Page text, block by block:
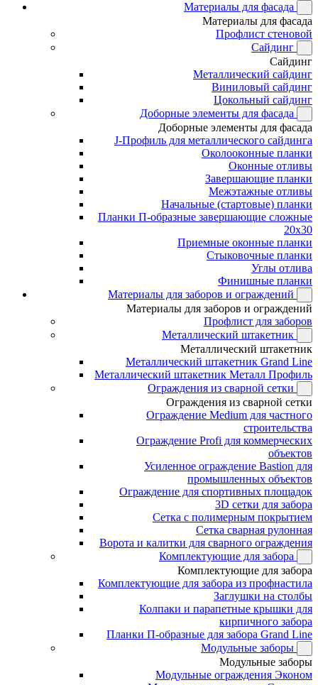
Материалы для фасада
Материалы для фасада
Профлист стеновой
Сайдинг
Сайдинг
Металлический сайдинг
Виниловый сайдинг
Цокольный сайдинг
Доборные элементы для фасада
Доборные элементы для фасада
J-Профиль для металлического сайдинга
Околооконные планки
Оконные отливы
Завершающие планки
Межэтажные отливы
Начальные (стартовые) планки
Планки П-образные завершающие сложные
20x30
Приемные оконные планки
Стыковочные планки
Углы отлива
Финишные планки
Материалы для заборов и ограждений
Материалы для заборов и ограждений
Профлист для заборов
Металлический штакетник
Металлический штакетник
Металлический штакетник Grand Line
Металлический штакетник Металл Профиль
Ограждения из сварной сетки
Ограждения из сварной сетки
Ограждение Medium для частного
строительства
Ограждение Profi для коммерческих
объектов
Усиленное ограждение Bastion для
промышленных объектов
Ограждение для спортивных площадок
3D сетки для забора
Сетка с полимерным покрытием
Сетка сварная рулонная
Ворота и калитки для сварного ограждения
Комплектующие для забора
Комплектующие для забора
Комплектующие для забора из профнастила
Заглушки на столбы
Колпаки и парапетные крышки для
кирпичного забора
Планки П-образные для забора Grand Line
Модульные заборы
Модульные заборы
Модульные ограждения Эконом